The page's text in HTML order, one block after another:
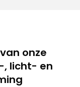
onze
, licht- en